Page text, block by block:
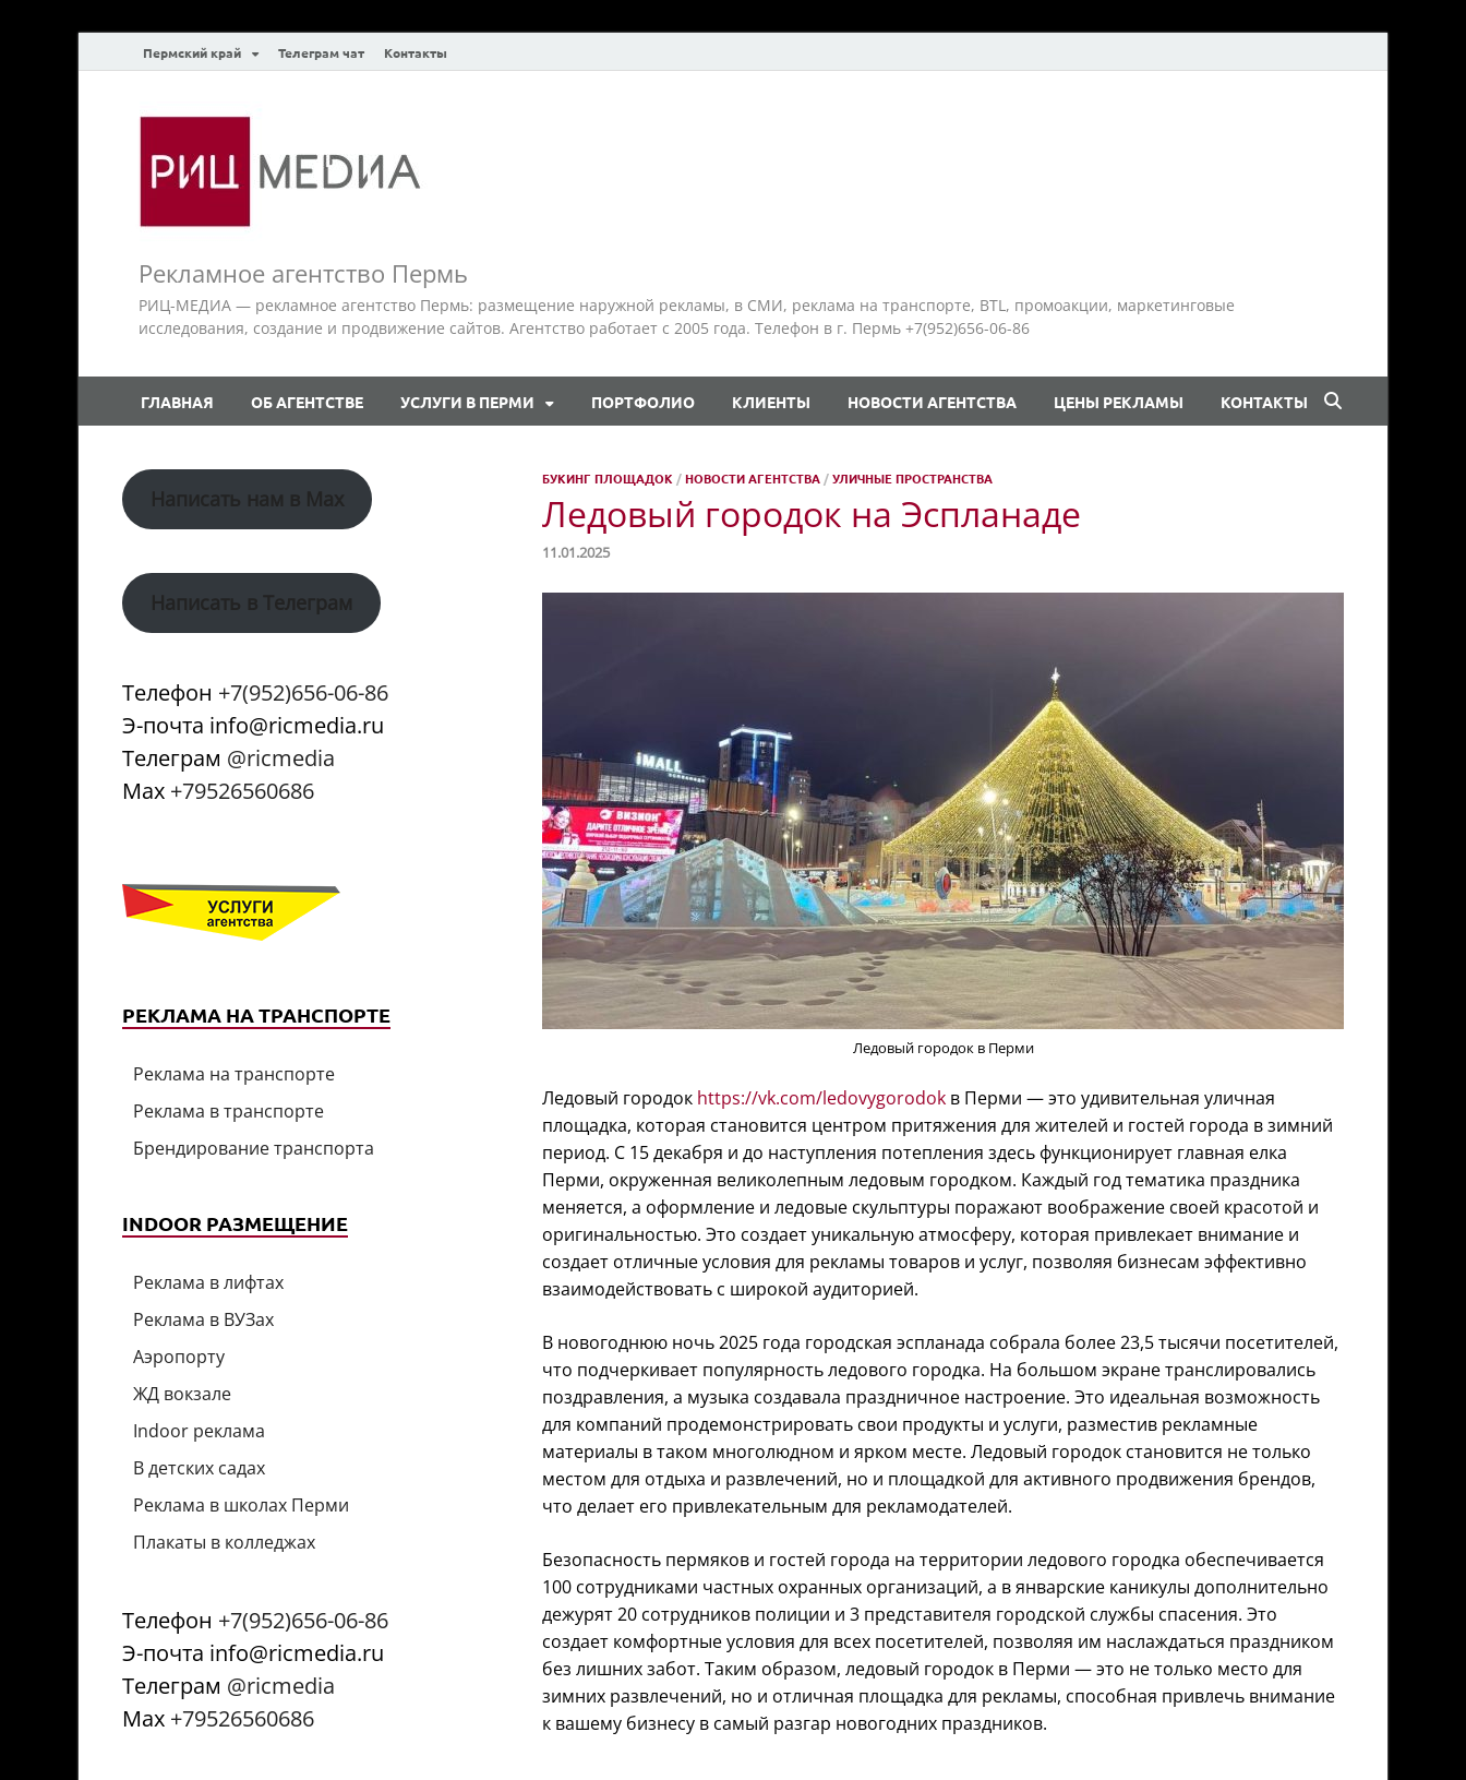
Пермский край Телеграм чат Контакты
Рекламное агентство Пермь
РИЦ-МЕДИА — рекламное агентство Пермь: размещение наружной рекламы, в СМИ, реклама на транспорте, BTL, промоакции, маркетинговые
исследования, создание и продвижение сайтов. Агентство работает с 2005 года. Телефон в г. Пермь +7(952)656-06-86
ГЛАВНАЯ ОБ АГЕНТСТВЕ УСЛУГИ В ПЕРМИ ПОРТФОЛИО КЛИЕНТЫ НОВОСТИ АГЕНТСТВА ЦЕНЫ РЕКЛАМЫ КОНТАКТЫ
БУКИНГ ПЛОЩАДОК /НОВОСТИ АГЕНТСТВА /УЛИЧНЫЕ ПРОСТРАНСТВА
Ледовый городок на Эспланаде
11.01.2025
Ледовый городок в Перми
Ледовый городок https://vk.com/ledovygorodok в Перми — это удивительная уличная
площадка, которая становится центром притяжения для жителей и гостей города в зимний
период. С 15 декабря и до наступления потепления здесь функционирует главная елка
Перми, окруженная великолепным ледовым городком. Каждый год тематика праздника
меняется, а оформление и ледовые скульптуры поражают воображение своей красотой и
оригинальностью. Это создает уникальную атмосферу, которая привлекает внимание и
создает отличные условия для рекламы товаров и услуг, позволяя бизнесам эффективно
взаимодействовать с широкой аудиторией.
В новогоднюю ночь 2025 года городская эспланада собрала более 23,5 тысячи посетителей,
что подчеркивает популярность ледового городка. На большом экране транслировались
поздравления, а музыка создавала праздничное настроение. Это идеальная возможность
для компаний продемонстрировать свои продукты и услуги, разместив рекламные
материалы в таком многолюдном и ярком месте. Ледовый городок становится не только
местом для отдыха и развлечений, но и площадкой для активного продвижения брендов,
что делает его привлекательным для рекламодателей.
Безопасность пермяков и гостей города на территории ледового городка обеспечивается
100 сотрудниками частных охранных организаций, а в январские каникулы дополнительно
дежурят 20 сотрудников полиции и 3 представителя городской службы спасения. Это
создает комфортные условия для всех посетителей, позволяя им наслаждаться праздником
без лишних забот. Таким образом, ледовый городок в Перми — это не только место для
зимних развлечений, но и отличная площадка для рекламы, способная привлечь внимание
к вашему бизнесу в самый разгар новогодних праздников.
Написать нам в Max
Написать в Телеграм
Телефон +7(952)656-06-86
Э-почта info@ricmedia.ru
Телеграм @ricmedia
Мах +79526560686
РЕКЛАМА НА ТРАНСПОРТЕ
Реклама на транспорте
Реклама в транспорте
Брендирование транспорта
INDOOR РАЗМЕЩЕНИЕ
Реклама в лифтах
Реклама в ВУЗах
Аэропорту
ЖД вокзале
Indoor реклама
В детских садах
Реклама в школах Перми
Плакаты в колледжах
Телефон +7(952)656-06-86
Э-почта info@ricmedia.ru
Телеграм @ricmedia
Мах +79526560686